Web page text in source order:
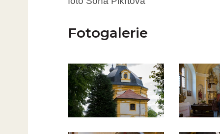
Fotogalerie